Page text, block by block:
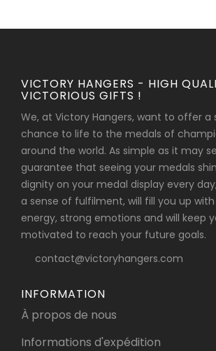
VICTORY HANGERS - HIGH
VICTORIOUS GIFTS !
We, at Victory Hangers, want to offer a
chance to life to the medals of
around the world. As simple as it may
guarantee that seeing your medals
dignity on your medal display every
a sense of fulfilment, will fill you up
energy, strong emotions and will keep
motivated to reach your future goals.
contact@victoryhangers.com
INFORMATION
À propos de nous
Informations d'expédition